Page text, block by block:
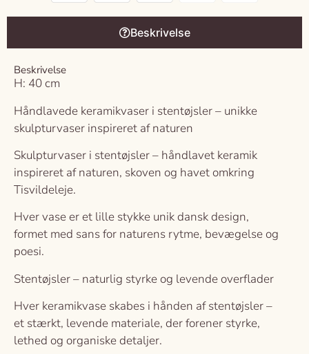
Beskrivelse
Beskrivelse
H: 40 cm
Håndlavede keramikvaser i stentøjsler – unikke
skulpturvaser inspireret af naturen
Skulpturvaser i stentøjsler – håndlavet keramik
inspireret af naturen, skoven og havet omkring
Tisvildeleje.
Hver vase er et lille stykke unik dansk design,
formet med sans for naturens rytme, bevægelse og
poesi.
Stentøjsler – naturlig styrke og levende overflader
Hver keramikvase skabes i hånden af stentøjsler –
et stærkt, levende materiale, der forener styrke,
lethed og organiske detaljer.